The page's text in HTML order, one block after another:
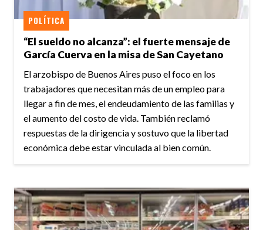
“El sueldo no alcanza”: el fuerte mensaje de
García Cuerva en la misa de San Cayetano
POLÍTICA
El arzobispo de Buenos Aires puso el foco en los
trabajadores que necesitan más de un empleo para
llegar a fin de mes, el endeudamiento de las familias y
el aumento del costo de vida. También reclamó
respuestas de la dirigencia y sostuvo que la libertad
económica debe estar vinculada al bien común.